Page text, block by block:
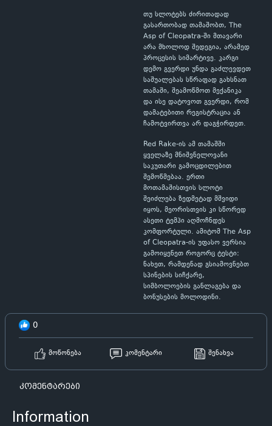
თუ სლოტებს ძირითადად
გასართობად თამაშობთ, The
Asp of Cleopatra-ში მთავარი
არა მხოლოდ შედეგია, არამედ
პროცესის სიმარტივე. კარგი
დემო გვერდი უნდა გაძლევდეთ
საშუალებას სწრაფად გახსნათ
თამაში, შეამოწმოთ მექანიკა
და ისე დატოვოთ გვერდი, რომ
დამატებითი რეგისტრაცია ან
ჩამოტვირთვა არ დაგჭირდეთ.
Red Rake-ის ამ თამაშში
ყველაზე მნიშვნელოვანი
საკუთარი გამოცდილებით
შემოწმებაა. ერთი
მოთამაშისთვის სლოტი
შეიძლება ზედმეტად მშვიდი
იყოს, მეორისთვის კი სწორედ
ასეთი ტემპი აღმოჩნდეს
კომფორტული. ამიტომ The Asp
of Cleopatra-ის უფასო ვერსია
გამოიყენეთ როგორც ტესტი:
ნახეთ, რამდენად გსიამოვნებთ
სპინების სიჩქარე,
სიმბოლოების განლაგება და
ბონუსების მოლოდინი.
0
მოწონება კომენტარი შენახვა
კომენტარები
Information